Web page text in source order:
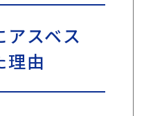
アスベス
理由